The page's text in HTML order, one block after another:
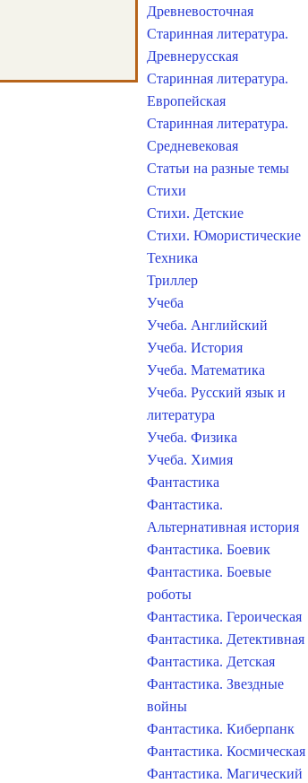
Древневосточная
Старинная литература.
Древнерусская
Старинная литература.
Европейская
Старинная литература.
Средневековая
Статьи на разные темы
Стихи
Стихи. Детские
Стихи. Юмористические
Техника
Триллер
Учеба
Учеба. Английский
Учеба. История
Учеба. Математика
Учеба. Русский язык и
литература
Учеба. Физика
Учеба. Химия
Фантастика
Фантастика.
Альтернативная история
Фантастика. Боевик
Фантастика. Боевые
роботы
Фантастика. Героическая
Фантастика. Детективная
Фантастика. Детская
Фантастика. Звездные
войны
Фантастика. Киберпанк
Фантастика. Космическая
Фантастика. Магический